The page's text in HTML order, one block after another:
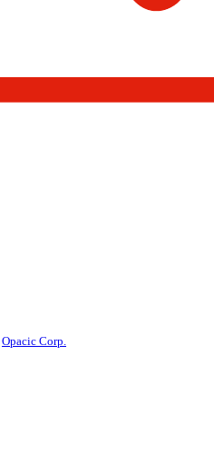
Opacic Corp.